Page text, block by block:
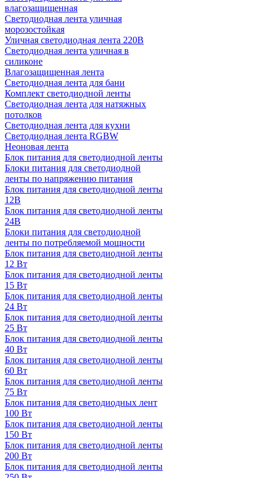
влагозащищенная
Светодиодная лента уличная
морозостойкая
Уличная светодиодная лента 220В
Светодиодная лента уличная в
силиконе
Влагозащищенная лента
Светодиодная лента для бани
Комплект светодиодной ленты
Светодиодная лента для натяжных
потолков
Светодиодная лента для кухни
Светодиодная лента RGBW
Неоновая лента
Блок питания для светодиодной ленты
Блоки питания для светодиодной
ленты по напряжению питания
Блок питания для светодиодной ленты
12В
Блок питания для светодиодной ленты
24В
Блоки питания для светодиодной
ленты по потребляемой мощности
Блок питания для светодиодной ленты
12 Вт
Блок питания для светодиодной ленты
15 Вт
Блок питания для светодиодной ленты
24 Вт
Блок питания для светодиодной ленты
25 Вт
Блок питания для светодиодной ленты
40 Вт
Блок питания для светодиодной ленты
60 Вт
Блок питания для светодиодной ленты
75 Вт
Блок питания для светодиодных лент
100 Вт
Блок питания для светодиодной ленты
150 Вт
Блок питания для светодиодной ленты
200 Вт
Блок питания для светодиодной ленты